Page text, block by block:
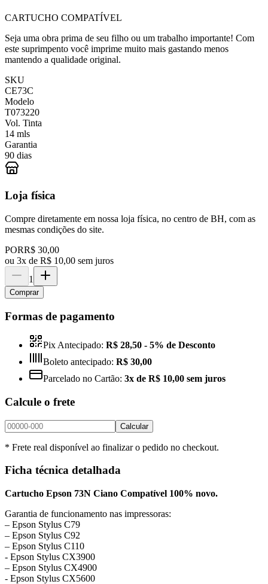
CARTUCHO COMPATÍVEL
Seja uma obra prima de seu filho ou um trabalho importante! Com
este suprimpento você imprime muito mais gastando menos
mantendo a qualidade original.
SKU
CE73C
Modelo
T073220
Vol. Tinta
14 mls
Garantia
90 dias
Loja física
Compre diretamente em nossa loja física, no centro de BH, com as
mesmas condições do site.
PORR$ 30,00
ou 3x de R$ 10,00 sem juros
1
Comprar
Formas de pagamento
Pix Antecipado: R$ 28,50 - 5% de Desconto
Boleto antecipado: R$ 30,00
Parcelado no Cartão: 3x de R$ 10,00 sem juros
Calcule o frete
Calcular
* Frete real disponível ao finalizar o pedido no checkout.
Ficha técnica detalhada
Cartucho Epson 73N Ciano Compatível 100% novo.
Garantia de funcionamento nas impressoras:
– Epson Stylus C79
– Epson Stylus C92
– Epson Stylus C110
​- Epson Stylus CX3900
– Epson Stylus CX4900
​- Epson Stylus CX5600